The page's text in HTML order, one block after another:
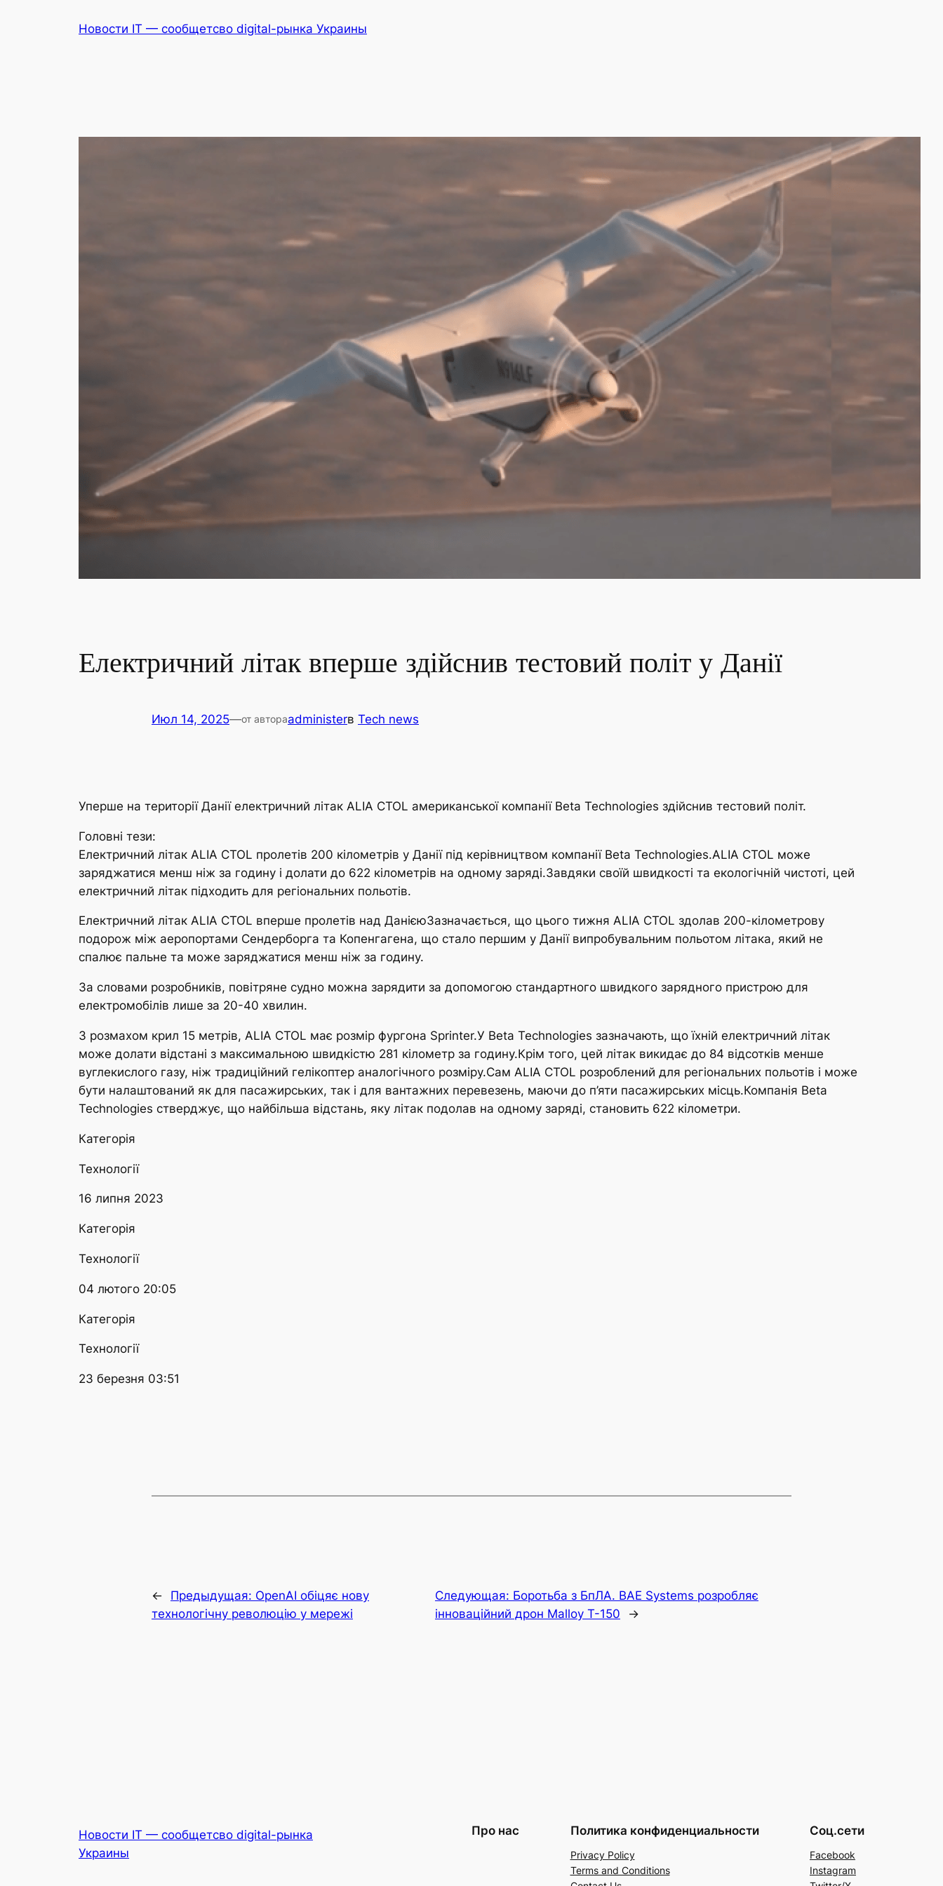
Новости IT — сообщетсво digital-рынка Украины
Електричний літак вперше здійснив тестовий політ у Данії
Июл 14, 2025—от автораadministerв Tech news
Уперше на території Данії електричний літак ALIA CTOL американської компанії Beta Technologies здійснив тестовий політ.
Головні тези:
Електричний літак ALIA CTOL пролетів 200 кілометрів у Данії під керівництвом компанії Beta Technologies.ALIA CTOL може
заряджатися менш ніж за годину і долати до 622 кілометрів на одному заряді.Завдяки своїй швидкості та екологічній чистоті, цей
електричний літак підходить для регіональних польотів.
Електричний літак ALIA CTOL вперше пролетів над ДанієюЗазначається, що цього тижня ALIA CTOL здолав 200-кілометрову
подорож між аеропортами Сендерборга та Копенгагена, що стало першим у Данії випробувальним польотом літака, який не
спалює пальне та може заряджатися менш ніж за годину.
За словами розробників, повітряне судно можна зарядити за допомогою стандартного швидкого зарядного пристрою для
електромобілів лише за 20-40 хвилин.
З розмахом крил 15 метрів, ALIA CTOL має розмір фургона Sprinter.У Beta Technologies зазначають, що їхній електричний літак
може долати відстані з максимальною швидкістю 281 кілометр за годину.Крім того, цей літак викидає до 84 відсотків менше
вуглекислого газу, ніж традиційний гелікоптер аналогічного розміру.Сам ALIA CTOL розроблений для регіональних польотів і може
бути налаштований як для пасажирських, так і для вантажних перевезень, маючи до п’яти пасажирських місць.Компанія Beta
Technologies стверджує, що найбільша відстань, яку літак подолав на одному заряді, становить 622 кілометри.
Категорія
Технології
16 липня 2023
Категорія
Технології
04 лютого 20:05
Категорія
Технології
23 березня 03:51
← Предыдущая: OpenAI обіцяє нову
технологічну революцію у мережі
Следующая: Боротьба з БпЛА. BAE Systems розробляє
інноваційний дрон Malloy T-150
→
Новости IT — сообщетсво digital-рынка
Украины
Про нас Политика конфиденциальности
Privacy Policy
Terms and Conditions
Соц.сети
Facebook
Instagram